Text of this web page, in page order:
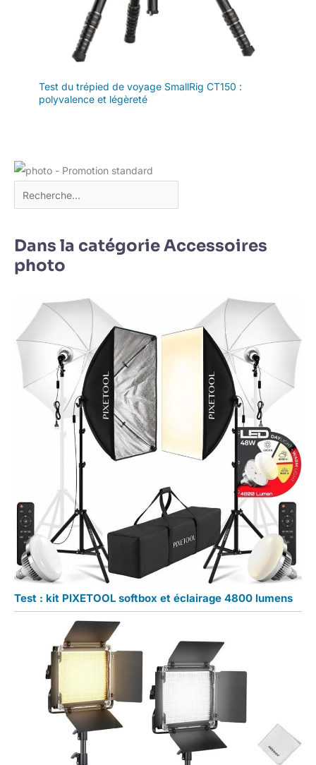
Test du trépied de voyage SmallRig CT150 :
polyvalence et légèreté
Dans la catégorie Accessoires
photo
Test : kit PIXETOOL softbox et éclairage 4800 lumens